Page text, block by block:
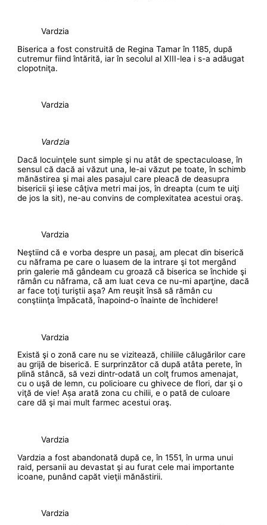
Vardzia
Biserica a fost construită de Regina Tamar în 1185, după
cutremur fiind întărită, iar în secolul al XIII-lea i s-a adăugat
clopotniţa.
Vardzia
Vardzia
Dacă locuinţele sunt simple şi nu atât de spectaculoase, în
sensul că dacă ai văzut una, le-ai văzut pe toate, în schimb
mănăstirea şi mai ales pasajul care pleacă de deasupra
bisericii şi iese câţiva metri mai jos, în dreapta (cum te uiţi
de jos la sit), ne-au convins de complexitatea acestui oraş.
Vardzia
Neştiind că e vorba despre un pasaj, am plecat din biserică
cu năframa pe care o luasem de la intrare şi tot mergând
prin galerie mă gândeam cu groază că biserica se închide şi
rămân cu năframa, că am luat ceva ce nu-mi aparţine, dacă
ar face toţi turiştii aşa? Am reuşit însă să rămân cu
conştiinţa împăcată, înapoind-o înainte de închidere!
Vardzia
Există şi o zonă care nu se vizitează, chiliile călugărilor care
au grijă de biserică. E surprinzător că după atâta perete, în
plină stâncă, să vezi dintr-odată un colţ frumos amenajat,
cu o uşă de lemn, cu policioare cu ghivece de flori, dar şi o
viţă de vie! Așa arată zona cu chilii, e o pată de culoare
care dă şi mai mult farmec acestui oraş.
Vardzia
Vardzia a fost abandonată după ce, în 1551, în urma unui
raid, persanii au devastat şi au furat cele mai importante
icoane, punând capăt vieţii mănăstirii.
Vardzia